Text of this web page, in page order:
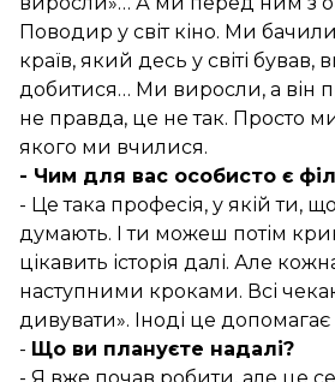
Поводир у світ кіно. Ми
країв, який десь у світі
добитися… Ми виросли, а він
не правда, це не так. Просто
якого ми вчилися.
- Чим для вас особисто є
- Це така професія, у якій ти,
думають. І ти можеш потім
цікавить історія далі. Але
наступними кроками. Всі
дивувати». Іноді це допомагає
- Що ви плануєте надалі?